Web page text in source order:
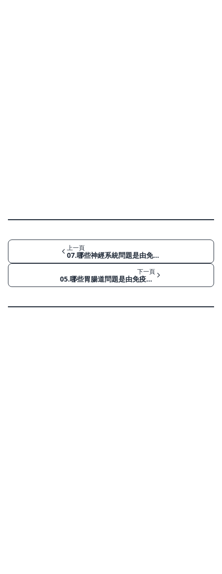
上一頁
07.哪些神經系統問題是由免疫療法引起的？（Part I)
下一頁
05.哪些胃腸道問題是由免疫療法引起的？